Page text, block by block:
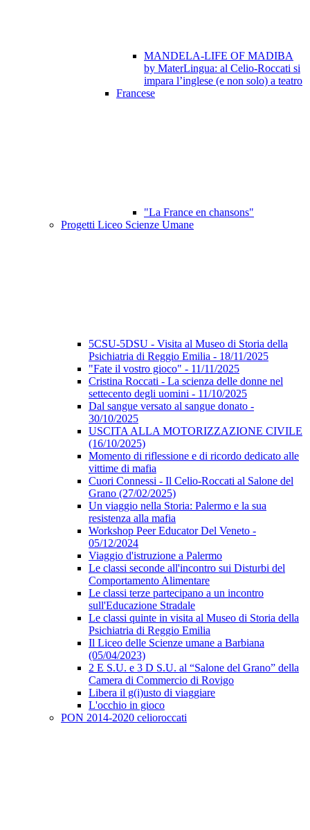
MANDELA-LIFE OF MADIBA
by MaterLingua: al Celio-Roccati si
impara l’inglese (e non solo) a teatro
Francese
"La France en chansons"
Progetti Liceo Scienze Umane
5CSU-5DSU - Visita al Museo di Storia della
Psichiatria di Reggio Emilia - 18/11/2025
"Fate il vostro gioco" - 11/11/2025
Cristina Roccati - La scienza delle donne nel
settecento degli uomini - 11/10/2025
Dal sangue versato al sangue donato -
30/10/2025
USCITA ALLA MOTORIZZAZIONE CIVILE
(16/10/2025)
Momento di riflessione e di ricordo dedicato alle
vittime di mafia
Cuori Connessi - Il Celio-Roccati al Salone del
Grano (27/02/2025)
Un viaggio nella Storia: Palermo e la sua
resistenza alla mafia
Workshop Peer Educator Del Veneto -
05/12/2024
Viaggio d'istruzione a Palermo
Le classi seconde all'incontro sui Disturbi del
Comportamento Alimentare
Le classi terze partecipano a un incontro
sull'Educazione Stradale
Le classi quinte in visita al Museo di Storia della
Psichiatria di Reggio Emilia
Il Liceo delle Scienze umane a Barbiana
(05/04/2023)
2 E S.U. e 3 D S.U. al “Salone del Grano” della
Camera di Commercio di Rovigo
Libera il g(i)usto di viaggiare
L'occhio in gioco
PON 2014-2020 celioroccati